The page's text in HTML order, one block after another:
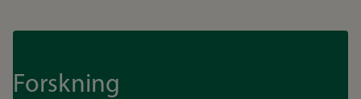
Forskning